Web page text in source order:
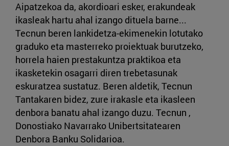
Aipatzekoa da, akordioari esker, erakundeak
ikasleak hartu ahal izango dituela barne...
Tecnun beren lankidetza-ekimenekin lotutako
graduko eta masterreko proiektuak burutzeko,
horrela haien prestakuntza praktikoa eta
ikasketekin osagarri diren trebetasunak
eskuratzea sustatuz. Beren aldetik, Tecnun
Tantakaren bidez, zure irakasle eta ikasleen
denbora banatu ahal izango duzu. Tecnun ,
Donostiako Navarrako Unibertsitatearen
Denbora Banku Solidarioa.